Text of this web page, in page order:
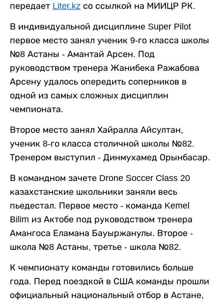
передает Liter.kz со ссылкой на МИИЦР РК.
В индивидуальной дисциплине Super Pilot
первое место занял ученик 9-го класса школы
№8 Астаны - Амантай Арсен. Под
руководством тренера Жанибека Ражабова
Арсену удалось опередить соперников в
одной из самых сложных дисциплин
чемпионата.
Второе место занял Хайралла Айсултан,
ученик 8-го класса столичной школы №82.
Тренером выступил - Динмухамед Орынбасар.
В командном зачете Drone Soccer Class 20
казахстанские школьники заняли весь
пьедестал. Первое место - команда Kemel
Bilim из Актобе под руководством тренера
Амангоса Еламана Бауыржанулы. Второе -
школа №8 Астаны, третье - школа №82.
К чемпионату команды готовились больше
года. Перед поездкой в США команды прошли
официальный национальный отбор в Астане,